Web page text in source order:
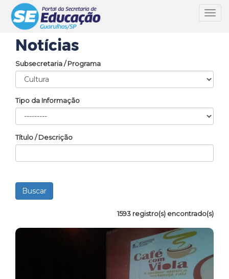
Notícias
Subsecretaria / Programa
Tipo da Informação
Título / Descrição
1593 registro(s) encontrado(s)